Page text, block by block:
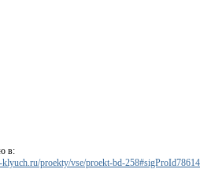
в:
proekty/vse/proekt-bd-